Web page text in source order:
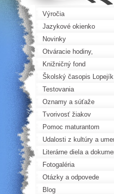
Výročia
Jazykové okienko
Novinky
Otváracie hodiny,
objednávky
Knižničný fond
Školský časopis Lopejík
Testovania
Oznamy a súťaže
Tvorivosť žiakov
Pomoc maturantom
Udalosti z kultúry a
Literárne diela a
Fotogaléria
Otázky a odpovede
Blog